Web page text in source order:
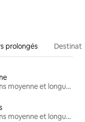
prolongés
Locations moyenne et longue durée
Locations moyenne et longue durée